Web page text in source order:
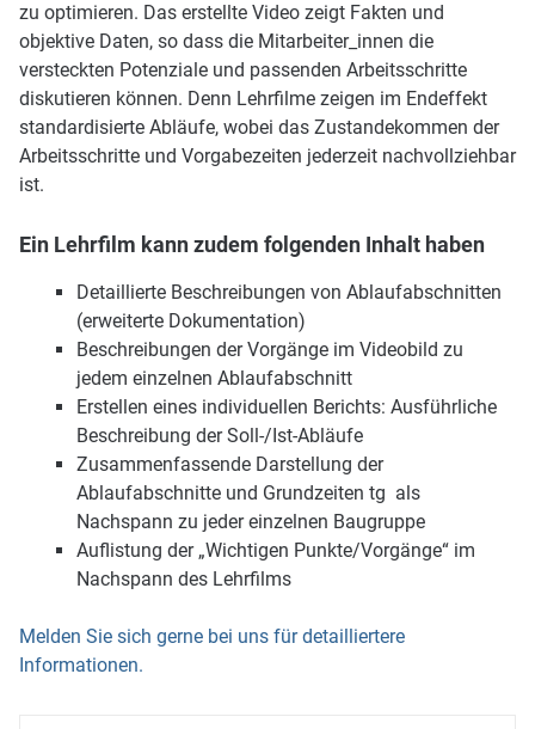
zu optimieren. Das erstellte Video zeigt Fakten und
objektive Daten, so dass die Mitarbeiter_innen die
versteckten Potenziale und passenden Arbeitsschritte
diskutieren können. Denn Lehrfilme zeigen im Endeffekt
standardisierte Abläufe, wobei das Zustandekommen der
Arbeitsschritte und Vorgabezeiten jederzeit nachvollziehbar
ist.
Ein Lehrfilm kann zudem folgenden Inhalt haben
Detaillierte Beschreibungen von Ablaufabschnitten
(erweiterte Dokumentation)
Beschreibungen der Vorgänge im Videobild zu
jedem einzelnen Ablaufabschnitt
Erstellen eines individuellen Berichts: Ausführliche
Beschreibung der Soll-/Ist-Abläufe
Zusammenfassende Darstellung der
Ablaufabschnitte und Grundzeiten tg als
Nachspann zu jeder einzelnen Baugruppe
Auflistung der „Wichtigen Punkte/Vorgänge“ im
Nachspann des Lehrfilms
Melden Sie sich gerne bei uns für detailliertere
Informationen.